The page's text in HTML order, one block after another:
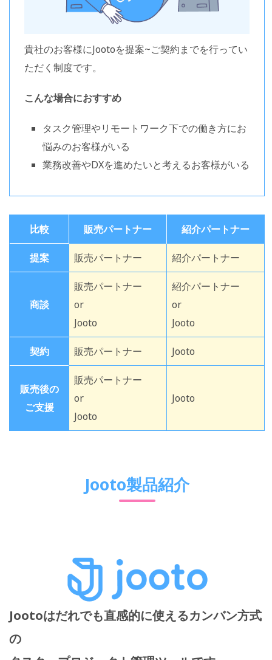
貴社のお客様にJootoを提案~ご契約までを行ってい
ただく制度です。
こんな場合におすすめ
タスク管理やリモートワーク下での働き方にお
悩みのお客様がいる
業務改善やDXを進めたいと考えるお客様がいる
比較 販売パートナー 紹介パートナー
提案 販売パートナー 紹介パートナー
商談
販売パートナー
or
Jooto
紹介パートナー
or
Jooto
契約 販売パートナー Jooto
販売後の
ご支援
販売パートナー
or
Jooto
Jooto
Jooto製品紹介
Jootoはだれでも直感的に使えるカンバン方式
の